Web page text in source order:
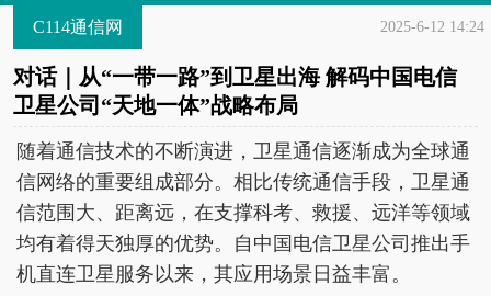
C114通信网 2025-6-12 14:24
对话｜从“一带一路”到卫星出海 解码中国电信
卫星公司“天地一体”战略布局
随着通信技术的不断演进，卫星通信逐渐成为全球通
信网络的重要组成部分。相比传统通信手段，卫星通
信范围大、距离远，在支撑科考、救援、远洋等领域
均有着得天独厚的优势。自中国电信卫星公司推出手
机直连卫星服务以来，其应用场景日益丰富。